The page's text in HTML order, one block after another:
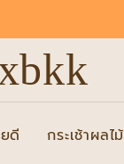
ดี กระเช้าผลไม้